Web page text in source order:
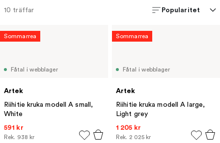
10 träffar Popularitet
Fåtal i webblager
Artek
Riihitie kruka modell A small,
White
591 kr
Rek. 938 kr
Sommarrea
Fåtal i webblager
Artek
Riihitie kruka modell A large,
Light grey
1 205 kr
Rek. 2 025 kr
Sommarrea